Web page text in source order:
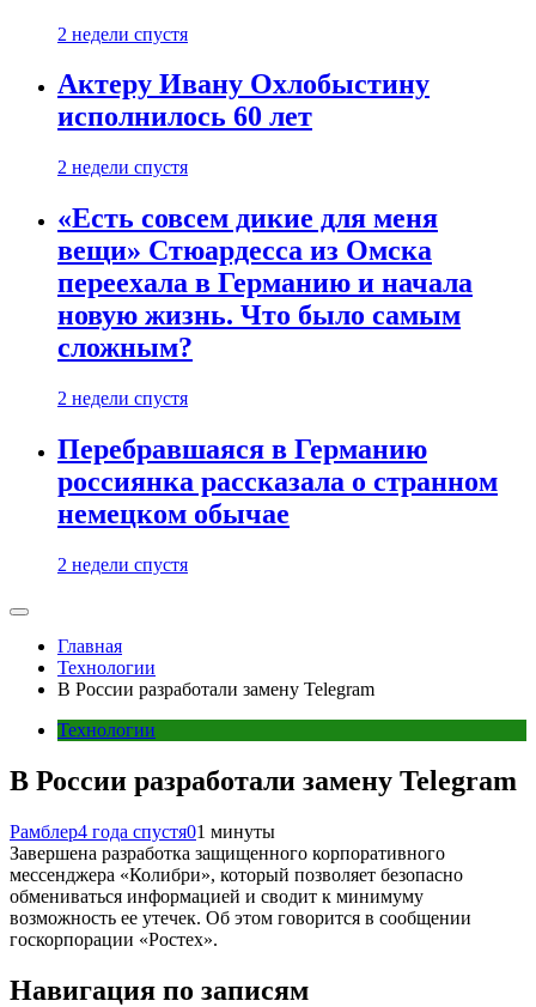
2 недели спустя
Актеру Ивану Охлобыстину
исполнилось 60 лет
2 недели спустя
«Есть совсем дикие для меня
вещи» Стюардесса из Омска
переехала в Германию и начала
новую жизнь. Что было самым
сложным?
2 недели спустя
Перебравшаяся в Германию
россиянка рассказала о странном
немецком обычае
2 недели спустя
Главная
Технологии
В России разработали замену Telegram
Технологии
В России разработали замену Telegram
Рамблер4 года спустя01 минуты
Завершена разработка защищенного корпоративного
мессенджера «Колибри», который позволяет безопасно
обмениваться информацией и сводит к минимуму
возможность ее утечек. Об этом говорится в сообщении
госкорпорации «Ростех».
Навигация по записям